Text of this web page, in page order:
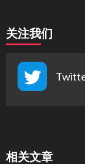
关注我们
相关文章